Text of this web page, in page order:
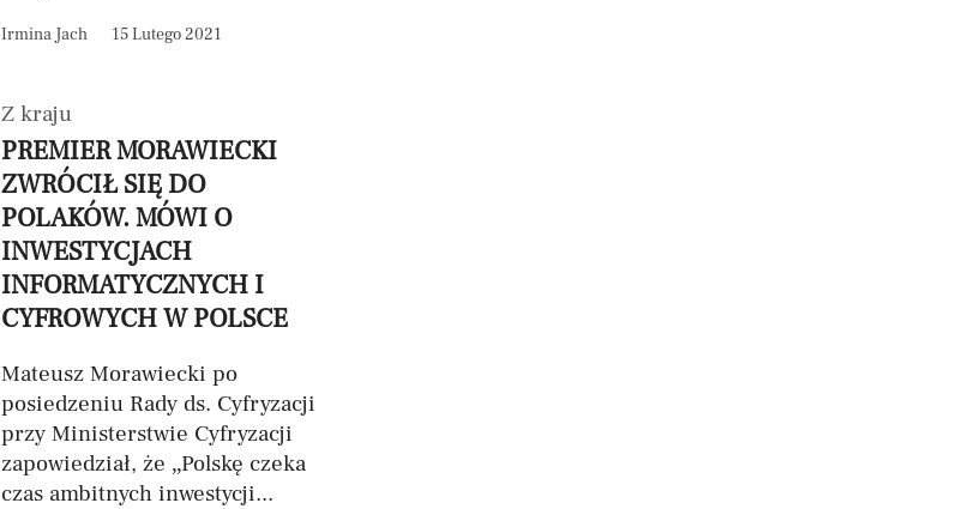
Irmina Jach 15 Lutego 2021
Z kraju
PREMIER MORAWIECKI
ZWRÓCIŁ SIĘ DO
POLAKÓW. MÓWI O
INWESTYCJACH
INFORMATYCZNYCH I
CYFROWYCH W POLSCE
Mateusz Morawiecki po
posiedzeniu Rady ds. Cyfryzacji
przy Ministerstwie Cyfryzacji
zapowiedział, że „Polskę czeka
czas ambitnych inwestycji...